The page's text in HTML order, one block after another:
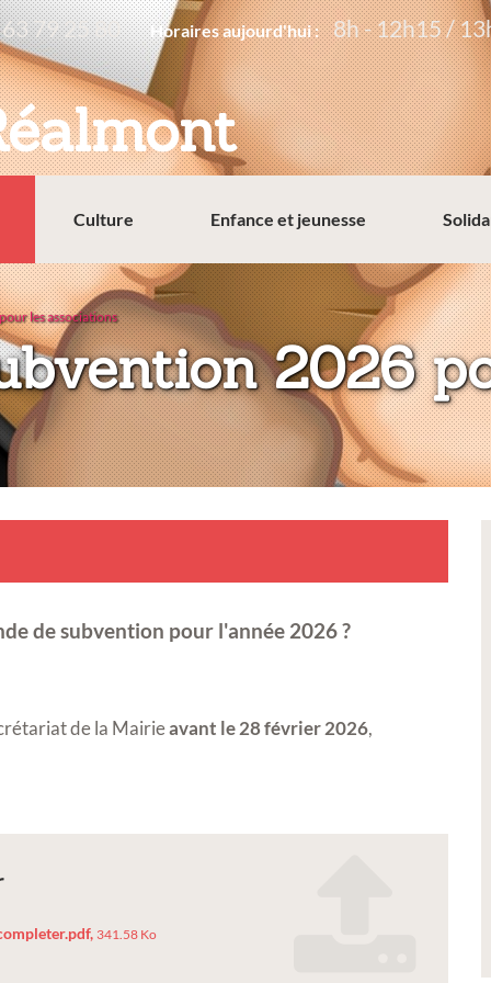
79 25 80 Horaires aujourd'hui : 8h - 12h15 /
Culture Enfance et jeunesse
les associations
2026
de subvention pour l'année 2026 ?
de la Mairieavant le 28 février 2026,
341.58 Ko